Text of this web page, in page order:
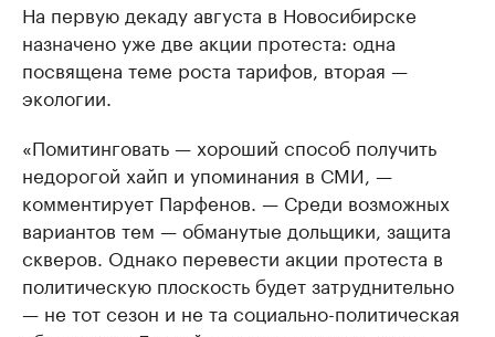
На первую декаду августа в Новосибирске
назначено уже две акции протеста: одна
посвящена теме роста тарифов, вторая —
экологии.
«Помитинговать — хороший способ получить
недорогой хайп и упоминания в СМИ, —
комментирует Парфенов. — Среди возможных
вариантов тем — обманутые дольщики, защита
скверов. Однако перевести акции протеста в
политическую плоскость будет затруднительно
— не тот сезон и не та социально-политическая